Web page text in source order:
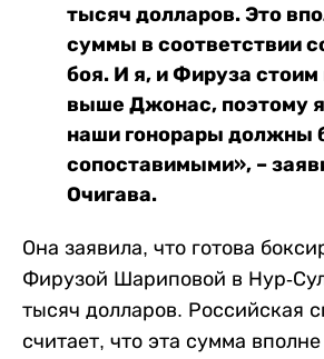
тысяч долларов. Это
суммы в соответствии
боя. И я, и Фируза стоим
выше Джонас, поэтому
наши гонорары должны
сопоставимыми», –
Очигава.
Она заявила, что готова
Фирузой Шариповой в Нур-
тысяч долларов. Российская
считает, что эта сумма